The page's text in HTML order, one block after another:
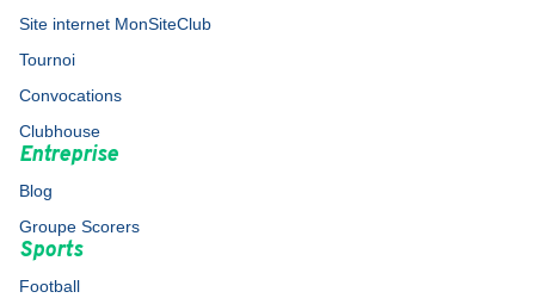
Site internet MonSiteClub
Tournoi
Convocations
Clubhouse
Entreprise
Blog
Groupe Scorers
Sports
Football